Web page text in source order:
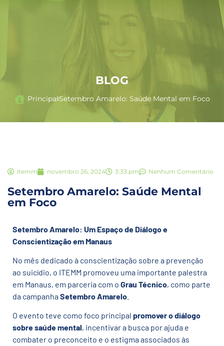
BLOG
PrincipalSetembro Amarelo: Saúde Mental em Foco
itemm novembro 26, 2024 3:33 pm Nenhum Comentário
Setembro Amarelo: Saúde Mental
em Foco
Setembro Amarelo: Um Espaço de Diálogo e
Conscientização em Manaus
No mês dedicado à conscientização sobre a prevenção
ao suicídio, o ITEMM promoveu uma importante palestra
em Manaus, em parceria com o Grau Técnico, como parte
da campanha Setembro Amarelo
O evento teve como foco principal promover o diálogo
sobre saúde mental, incentivar a busca por ajuda e
combater o preconceito e o estigma associados às